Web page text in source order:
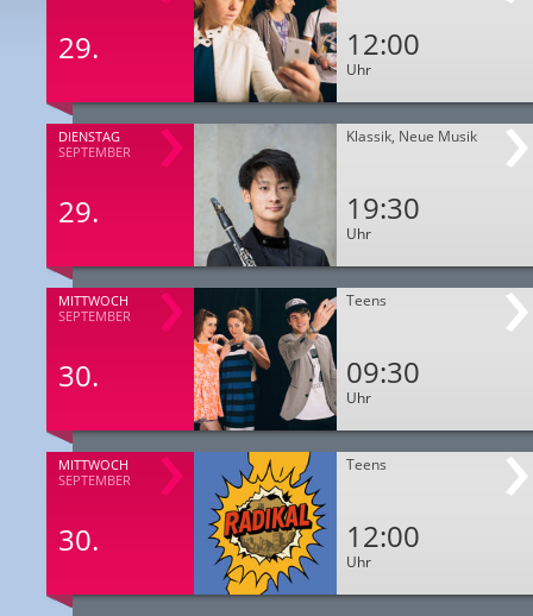
29. 12:00
Uhr
DIENSTAG
SEPTEMBER
29.
Klassik, Neue Musik
19:30
Uhr
MITTWOCH
SEPTEMBER
30.
Teens
09:30
Uhr
MITTWOCH
SEPTEMBER
30.
Teens
12:00
Uhr